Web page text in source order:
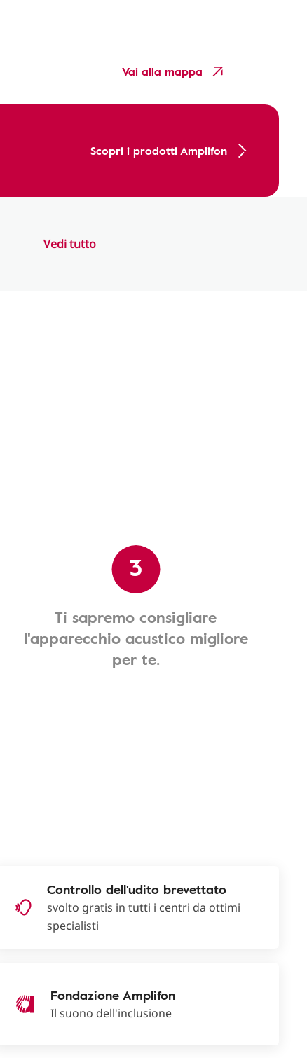
Vai alla mappa
Scopri i prodotti Amplifon
Vedi tutto
3
Ti sapremo consigliare
l'apparecchio acustico migliore
per te.
Controllo dell'udito brevettato
svolto gratis in tutti i centri da ottimi
specialisti
Fondazione Amplifon
Il suono dell'inclusione